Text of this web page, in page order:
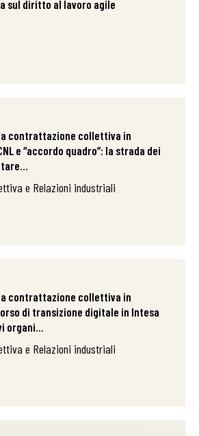
sul diritto al lavoro agile
contrattazione collettiva in
e “accordo quadro”: la strada dei
e Relazioni industriali
contrattazione collettiva in
di transizione digitale in Intesa
organi...
e Relazioni industriali